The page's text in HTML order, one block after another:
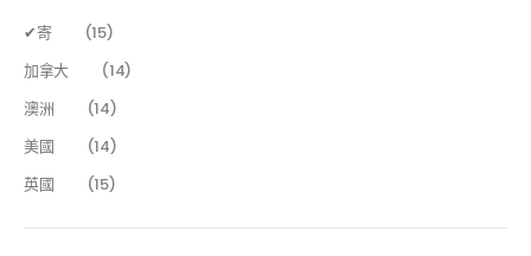
✔寄
(15)
加拿大
(14)
澳洲
(14)
美國
(14)
英國
(15)